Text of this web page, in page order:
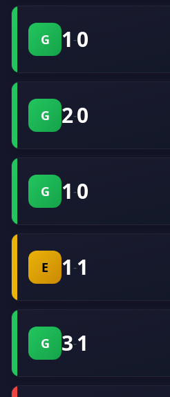
G 1 -0
G 2-0
G 1 -0
E 1 -1
G 3-1